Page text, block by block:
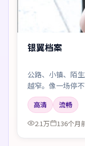
银翼档案
公路、小镇、陌
越窄。像一场停不
高清
流畅
2.1万
136个月